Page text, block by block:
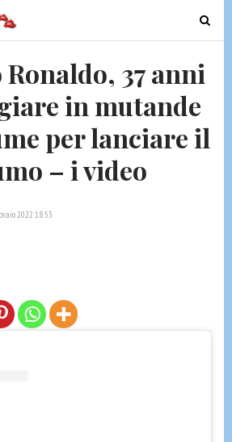
T
o
g
e
n
37 anni
in mutande
per lanciare il
– i video
2022 18:53